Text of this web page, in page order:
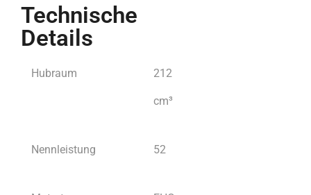
Technische
Details
Hubraum 212
cm³
Nennleistung 52